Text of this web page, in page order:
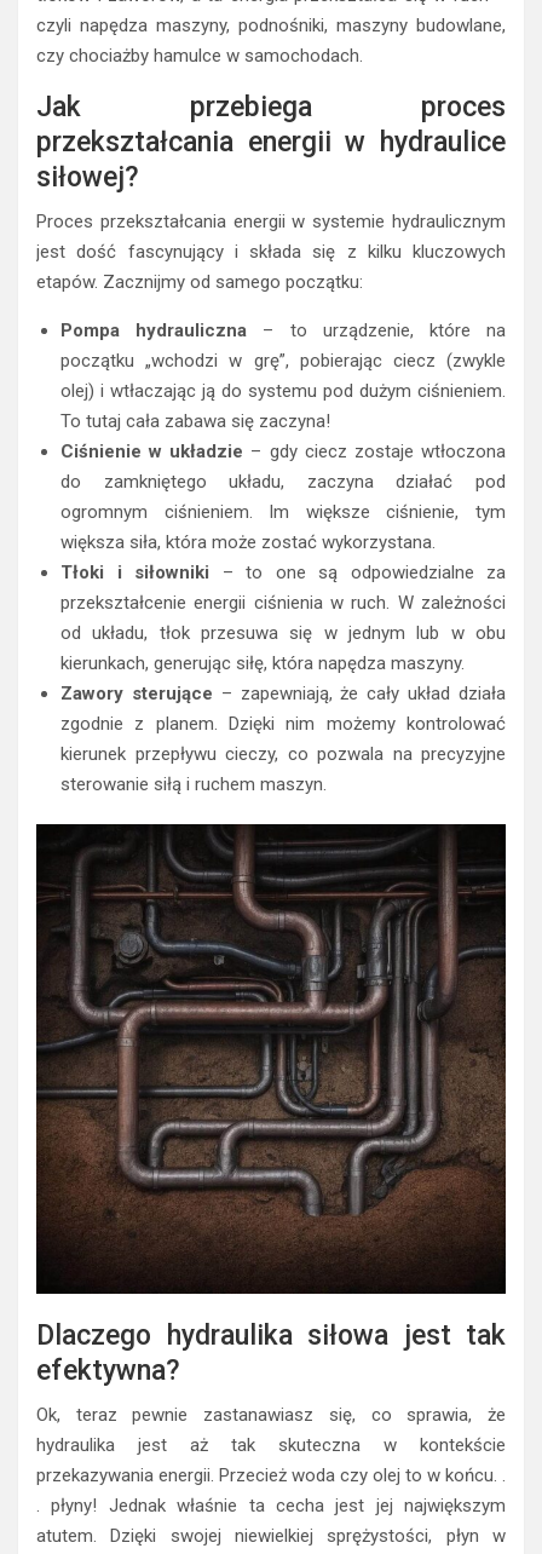
czyli napędza maszyny, podnośniki, maszyny budowlane,
czy chociażby hamulce w samochodach.
Jak przebiega proces
przekształcania energii w hydraulice
siłowej?
Proces przekształcania energii w systemie hydraulicznym
jest dość fascynujący i składa się z kilku kluczowych
etapów. Zacznijmy od samego początku:
Pompa hydrauliczna – to urządzenie, które na
początku „wchodzi w grę”, pobierając ciecz (zwykle
olej) i wtłaczając ją do systemu pod dużym ciśnieniem.
To tutaj cała zabawa się zaczyna!
Ciśnienie w układzie – gdy ciecz zostaje wtłoczona
do zamkniętego układu, zaczyna działać pod
ogromnym ciśnieniem. Im większe ciśnienie, tym
większa siła, która może zostać wykorzystana.
Tłoki i siłowniki – to one są odpowiedzialne za
przekształcenie energii ciśnienia w ruch. W zależności
od układu, tłok przesuwa się w jednym lub w obu
kierunkach, generując siłę, która napędza maszyny.
Zawory sterujące – zapewniają, że cały układ działa
zgodnie z planem. Dzięki nim możemy kontrolować
kierunek przepływu cieczy, co pozwala na precyzyjne
sterowanie siłą i ruchem maszyn.
Dlaczego hydraulika siłowa jest tak
efektywna?
Ok, teraz pewnie zastanawiasz się, co sprawia, że
hydraulika jest aż tak skuteczna w kontekście
przekazywania energii. Przecież woda czy olej to w końcu. .
. płyny! Jednak właśnie ta cecha jest jej największym
atutem. Dzięki swojej niewielkiej sprężystości, płyn w